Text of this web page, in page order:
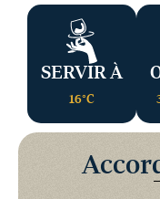
SERVIR À
16°C